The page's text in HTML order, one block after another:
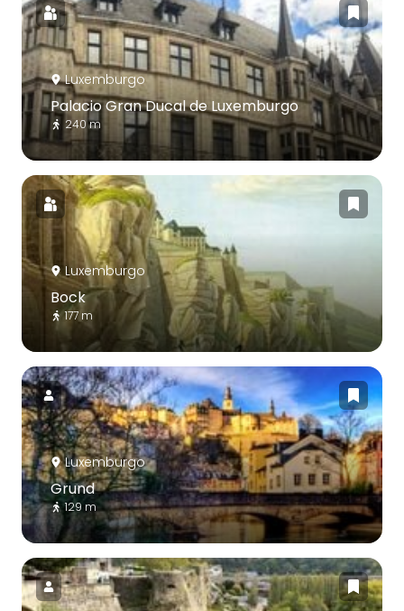
Luxemburgo
Palacio Gran Ducal de Luxemburgo
240 m
Luxemburgo
Bock
177 m
Luxemburgo
Grund
129 m